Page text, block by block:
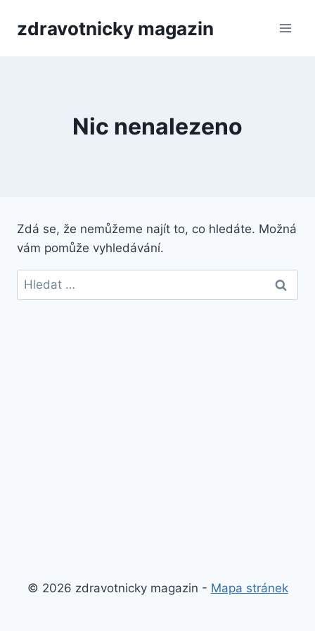
zdravotnicky magazin
Nic nenalezeno
Zdá se, že nemůžeme najít to, co hledáte. Možná
vám pomůže vyhledávání.
Vyhledávání
© 2026 zdravotnicky magazin - Mapa stránek